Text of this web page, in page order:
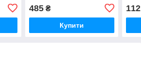
485₴
Купити
112